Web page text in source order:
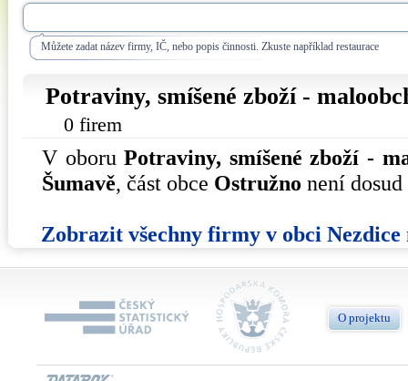
Můžete zadat název firmy, IČ, nebo popis činnosti. Zkuste například restaurace
Potraviny, smíšené zboží -
0 firem
V oboruPotraviny, smíšené zboží -
Šumavě, část obce Ostružno není
Zobrazit všechny firmy v obci Nezdice
O projektu